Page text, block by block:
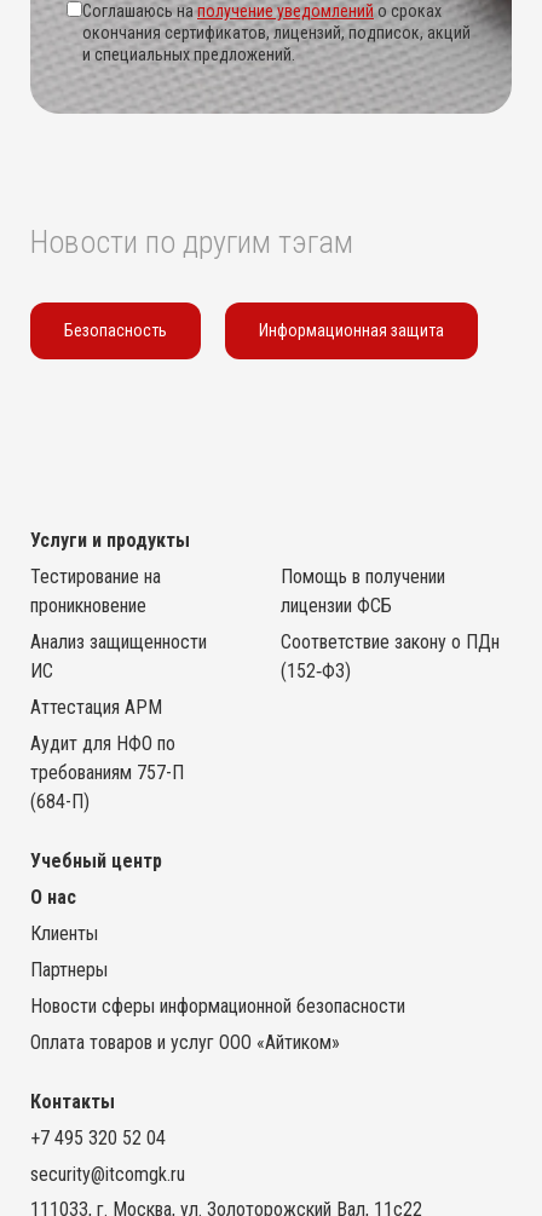
Соглашаюсь наполучение уведомлений о сроках
окончания сертификатов, лицензий, подписок, акций
и специальных предложений.
Alternative:
Новости по другим тэгам
Безопасность Информационная защита
Услуги и продукты
Тестирование на
проникновение
Анализ защищенности
ИС
Аттестация АРМ
Аудит для НФО по
требованиям 757-П
(684-П)
Помощь в получении
лицензии ФСБ
Соответствие закону о ПДн
(152‑ФЗ)
Учебный центр
О нас
Клиенты
Партнеры
Новости сферы информационной безопасности
Оплата товаров и услуг ООО «Айтиком»
Контакты
+7 495 320 52 04
security@itcomgk.ru
111033, г. Москва, ул. Золоторожский Вал, 11с22